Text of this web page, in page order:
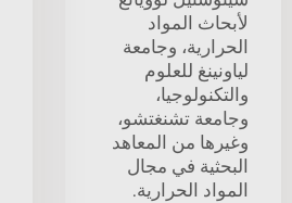
لأبحاث المواد
الحرارية، وجامعة
لياونينغ للعلوم
والتكنولوجيا،
وجامعة تشنغتشو،
وغيرها من المعاهد
البحثية في مجال
المواد الحرارية.